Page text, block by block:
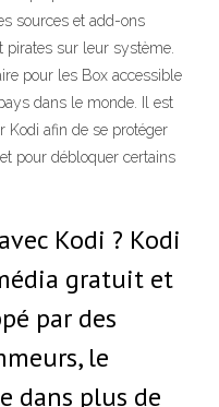
sources et add-ons
sur leur système.
pour les Box accessible
dans le monde. Il est
Kodi afin de se protéger
pour débloquer certains
Kodi ? Kodi
gratuit et
par des
le
dans plus de